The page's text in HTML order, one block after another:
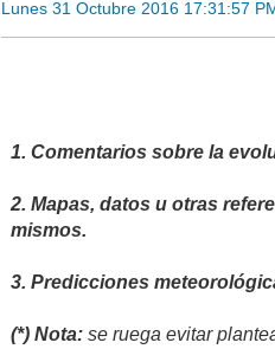
Lunes 31 Octubre 2016 17:31:57
1. Comentarios sobre la
2. Mapas, datos u otras
mismos.
3. Predicciones
(*) Nota: se ruega evitar